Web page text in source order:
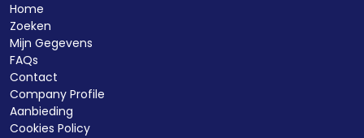
Home
Zoeken
Mijn Gegevens
FAQs
Contact
Company Profile
Aanbieding
Cookies Policy